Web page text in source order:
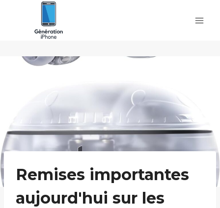
Remises importantes
aujourd'hui sur les